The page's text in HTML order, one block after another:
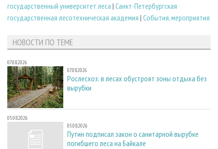
государственный университет леса | Санкт-Петербургская
государственная лесотехническая академия | События, мероприятия
НОВОСТИ ПО ТЕМЕ
07.08.2026
07.08.2026
Рослесхоз: в лесах обустроят зоны отдыха без
вырубки
05.08.2026
05.08.2026
Путин подписал закон о санитарной вырубке
погибшего леса на Байкале